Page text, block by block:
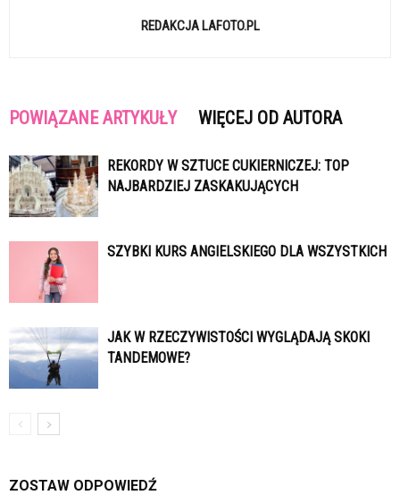
REDAKCJA LAFOTO.PL
POWIĄZANE ARTYKUŁY WIĘCEJ OD AUTORA
REKORDY W SZTUCE CUKIERNICZEJ: TOP
NAJBARDZIEJ ZASKAKUJĄCYCH
SZYBKI KURS ANGIELSKIEGO DLA WSZYSTKICH
JAK W RZECZYWISTOŚCI WYGLĄDAJĄ SKOKI
TANDEMOWE?
ZOSTAW ODPOWIEDŹ